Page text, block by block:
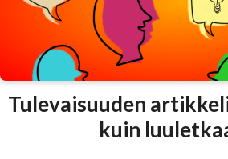
Tulevaisuuden
kuin